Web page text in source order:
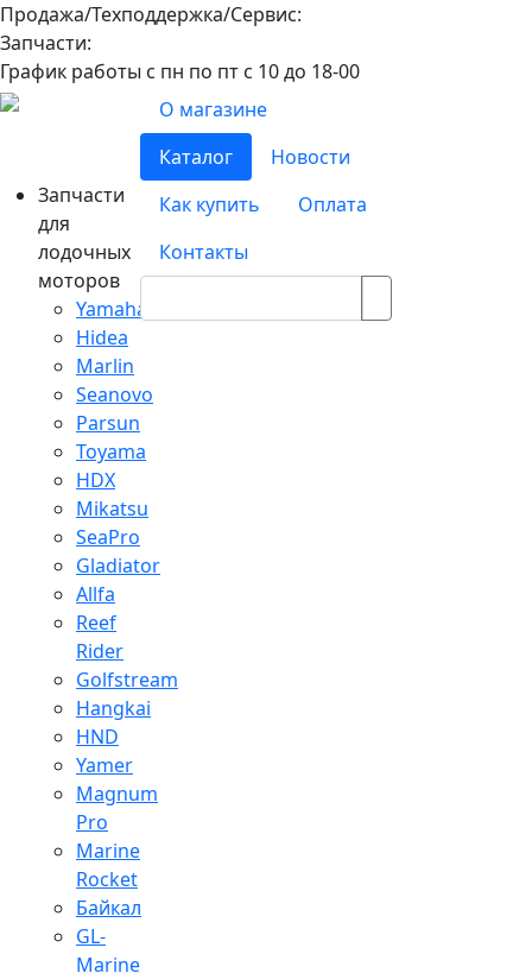
Продажа/Техподдержка/Сервис:
Запчасти:
График работы с пн по пт с 10 до 18-00
Запчасти
для
лодочных
моторов
Yamaha
Hidea
Marlin
Seanovo
Parsun
Toyama
HDX
Mikatsu
SeaPro
Gladiator
Allfa
Reef
Rider
Golfstream
Hangkai
HND
Yamer
Magnum
Pro
Marine
Rocket
Байкал
GL-
Marine
О магазине
Каталог
Новости
Как купить
Оплата
Контакты